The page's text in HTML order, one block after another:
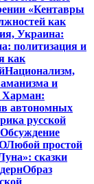
«Кентавры
как
Украина:
политизация и
как
Национализм,
и
Харман:
автономных
русской
Обсуждение
Любой простой
сказки
Образ